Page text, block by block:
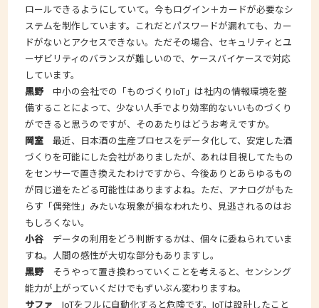
ロールできるようにしていて。今もログイン＋カードが必要なシ
ステムを制作しています。これだとパスワードが漏れても、カー
ドがないとアクセスできない。ただその場合、セキュリティとユ
ーザビリティのバランスが難しいので、ケースバイケースで対応
しています。
黒野中小の会社での「ものづくりIoT」は社内の情報環境を整
備することによって、少ない人手でより効率的ないいものづくり
ができると思うのですが、そのあたりはどうお考えですか。
岡室最近、日本酒の生産プロセスをデータ化して、安定した酒
づくりを可能にした会社がありましたが、あれは目視してたもの
をセンサーで置き換えたわけですから、今後ありとあらゆるもの
が同じ道をたどる可能性はありますよね。ただ、アナログがもた
らす「偶発性」みたいな現象が損なわれたり、見逃されるのはお
もしろくない。
小谷 データの利用をどう判断するかは、個々に委ねられていま
すね。人間の感性が大切な部分もありますし。
黒野 そうやって置き換わっていくことを考えると、センシング
能力が上がっていくだけでもずいぶん変わりますね。
サファIoTをフルに自動化すると危険です。IoTは設計したこと